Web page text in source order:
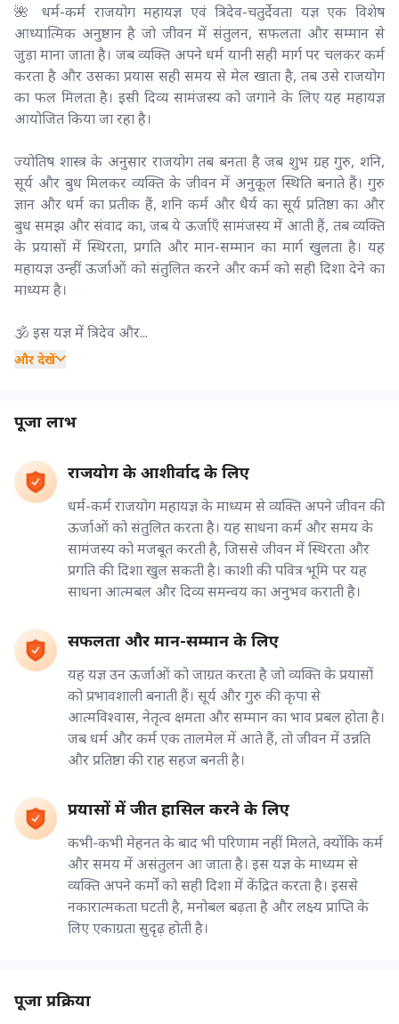
🌺 धर्म-कर्म राजयोग महायज्ञ एवं त्रिदेव-चतुर्देवता यज्ञ एक विशेष
आध्यात्मिक अनुष्ठान है जो जीवन में संतुलन, सफलता और सम्मान से
जुड़ा माना जाता है। जब व्यक्ति अपने धर्म यानी सही मार्ग पर चलकर कर्म
करता है और उसका प्रयास सही समय से मेल खाता है, तब उसे राजयोग
का फल मिलता है। इसी दिव्य सामंजस्य को जगाने के लिए यह महायज्ञ
आयोजित किया जा रहा है।
ज्योतिष शास्त्र के अनुसार राजयोग तब बनता है जब शुभ ग्रह गुरु, शनि,
सूर्य और बुध मिलकर व्यक्ति के जीवन में अनुकूल स्थिति बनाते हैं। गुरु
ज्ञान और धर्म का प्रतीक हैं, शनि कर्म और धैर्य का सूर्य प्रतिष्ठा का और
बुध समझ और संवाद का, जब ये ऊर्जाएँ सामंजस्य में आती हैं, तब व्यक्ति
के प्रयासों में स्थिरता, प्रगति और मान-सम्मान का मार्ग खुलता है। यह
महायज्ञ उन्हीं ऊर्जाओं को संतुलित करने और कर्म को सही दिशा देने का
माध्यम है।
🕉️ इस यज्ञ में त्रिदेव और...
और देखें
पूजा लाभ
राजयोग के आशीर्वाद के लिए
धर्म-कर्म राजयोग महायज्ञ के माध्यम से व्यक्ति अपने जीवन की
ऊर्जाओं को संतुलित करता है। यह साधना कर्म और समय के
सामंजस्य को मजबूत करती है, जिससे जीवन में स्थिरता और
प्रगति की दिशा खुल सकती है। काशी की पवित्र भूमि पर यह
साधना आत्मबल और दिव्य समन्वय का अनुभव कराती है।
सफलता और मान-सम्मान के लिए
यह यज्ञ उन ऊर्जाओं को जाग्रत करता है जो व्यक्ति के प्रयासों
को प्रभावशाली बनाती हैं। सूर्य और गुरु की कृपा से
आत्मविश्वास, नेतृत्व क्षमता और सम्मान का भाव प्रबल होता है।
जब धर्म और कर्म एक तालमेल में आते हैं, तो जीवन में उन्नति
और प्रतिष्ठा की राह सहज बनती है।
प्रयासों में जीत हासिल करने के लिए
कभी-कभी मेहनत के बाद भी परिणाम नहीं मिलते, क्योंकि कर्म
और समय में असंतुलन आ जाता है। इस यज्ञ के माध्यम से
व्यक्ति अपने कर्मों को सही दिशा में केंद्रित करता है। इससे
नकारात्मकता घटती है, मनोबल बढ़ता है और लक्ष्य प्राप्ति के
लिए एकाग्रता सुदृढ़ होती है।
पूजा प्रक्रिया